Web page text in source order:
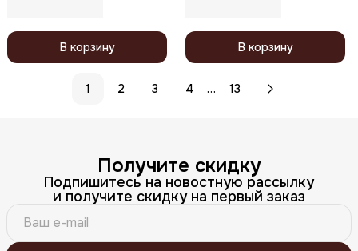
В корзину В корзину
1 2 3 4 … 13
Получите скидку
Подпишитесь на новостную рассылку
и получите скидку на первый заказ